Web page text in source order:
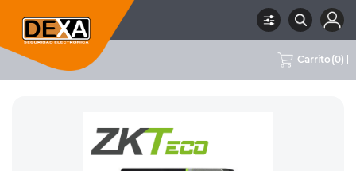
Carrito (0)
06 CONTROL DE